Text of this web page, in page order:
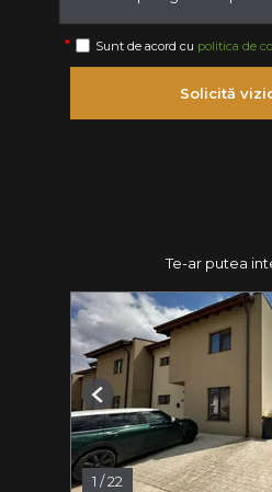
Sunt de acord cu politica de
Solicită
Te-ar putea
1 /22
Previous